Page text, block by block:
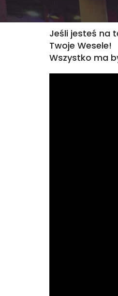
Jeśli jesteś na
Twoje Wesele!
Wszystko ma